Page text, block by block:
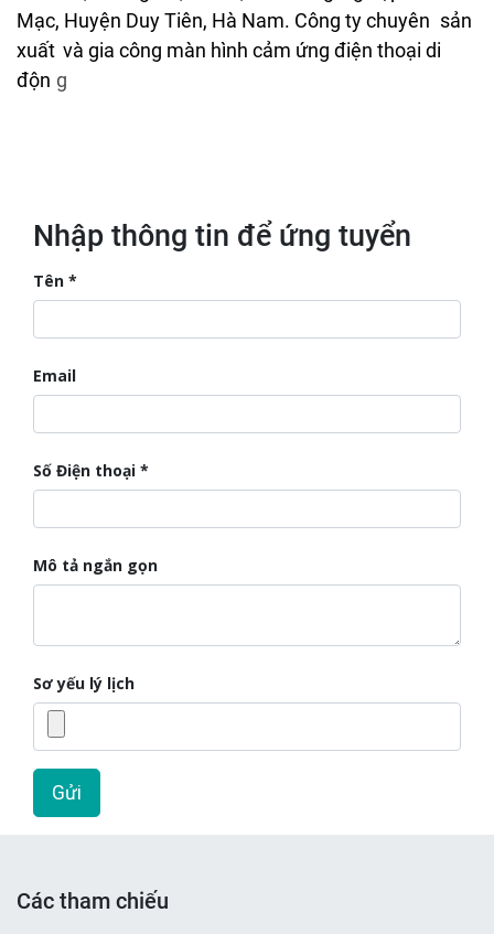
Mạc, Huyện Duy Tiên, Hà Nam. Công ty chuyên sản
xuất và gia công màn hình cảm ứng điện thoại di
độn g
Nhập thông tin để ứng tuyển
Tên
Email
Số Điện thoại
Mô tả ngắn gọn
Sơ yếu lý lịch
Gửi
Các tham chiếu